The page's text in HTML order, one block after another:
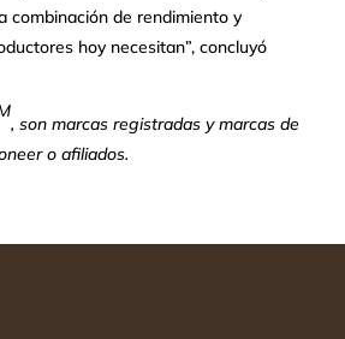
combinación de rendimiento y
hoy necesitan”, concluyó
, son marcas registradas y marcas de
o afiliados.